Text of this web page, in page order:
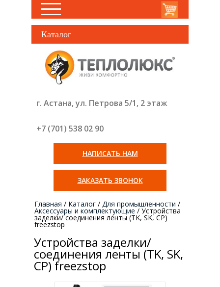
Каталог
г. Астана, ул. Петрова 5/1, 2 этаж
+7 (701) 538 02 90
НАПИСАТЬ НАМ
ЗАКАЗАТЬ ЗВОНОК
Главная / Каталог / Для промышленности /
Аксессуары и комплектующие / Устройства
заделки/ соединения ленты (TK, SK, СР)
freezstop
Устройства заделки/
соединения ленты (TK, SK,
СР) freezstop